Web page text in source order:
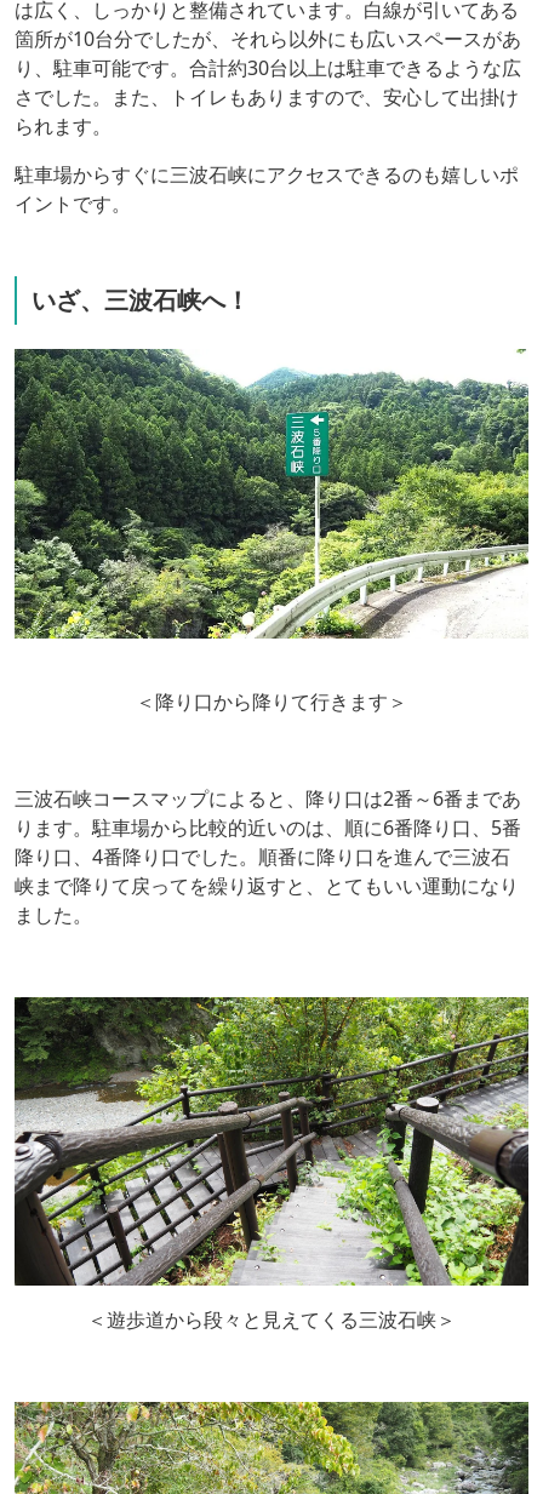
は広く、しっかりと整備されています。白線が引いてある
箇所が10台分でしたが、それら以外にも広いスペースがあ
り、駐車可能です。合計約30台以上は駐車できるような広
さでした。また、トイレもありますので、安心して出掛け
られます。
駐車場からすぐに三波石峡にアクセスできるのも嬉しいポ
イントです。
いざ、三波石峡へ！
＜降り口から降りて行きます＞
三波石峡コースマップによると、降り口は2番～6番まであ
ります。駐車場から比較的近いのは、順に6番降り口、5番
降り口、4番降り口でした。順番に降り口を進んで三波石
峡まで降りて戻ってを繰り返すと、とてもいい運動になり
ました。
＜遊歩道から段々と見えてくる三波石峡＞